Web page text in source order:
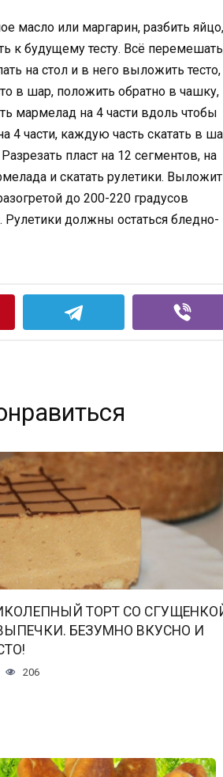
масло или маргарин, разбить яйцо,
к будущему тесту. Всё
на стол и в него выложить тесто,
в шар, положить обратно в чашку,
мармелад на 4 части вдоль чтобы
4 части, каждую часть скатать в
пласт на 12 сегментов, на
и скатать рулетики.
до 200-220 градусов
Рулетики должны остаться бледно-
ТОРТ СО
БЕЗУМНО ВКУСНО И
206